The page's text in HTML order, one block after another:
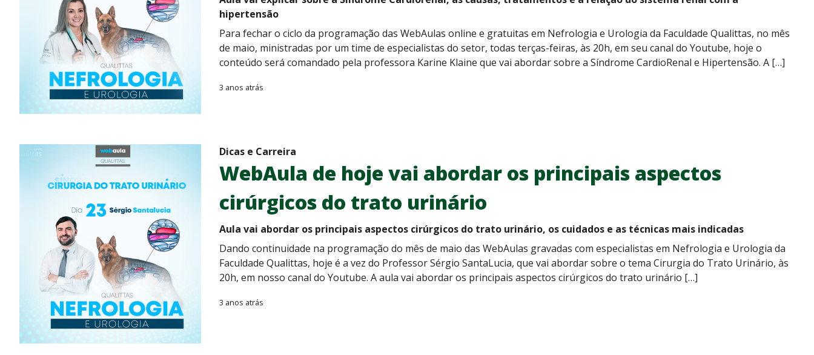
hipertensão
Para fechar o ciclo da programação das WebAulas online e gratuitas em Nefrologia e Urologia da Faculdade Qualittas, no mês
de maio, ministradas por um time de especialistas do setor, todas terças-feiras, às 20h, em seu canal do Youtube, hoje o
conteúdo será comandado pela professora Karine Klaine que vai abordar sobre a Síndrome CardioRenal e Hipertensão. A […]
3 anos atrás
Dicas e Carreira
WebAula de hoje vai abordar os principais aspectos
cirúrgicos do trato urinário
Aula vai abordar os principais aspectos cirúrgicos do trato urinário, os cuidados e as técnicas mais indicadas
Dando continuidade na programação do mês de maio das WebAulas gravadas com especialistas em Nefrologia e Urologia da
Faculdade Qualittas, hoje é a vez do Professor Sérgio SantaLucia, que vai abordar sobre o tema Cirurgia do Trato Urinário, às
20h, em nosso canal do Youtube. A aula vai abordar os principais aspectos cirúrgicos do trato urinário […]
3 anos atrás